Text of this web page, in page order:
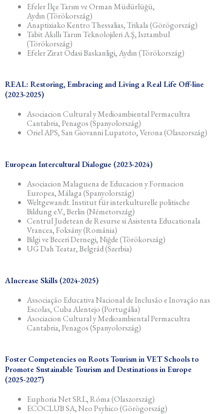
Efeler İlçe Tarım ve Orman Müdürlüğü,
Aydın (Törökország)
Anaptixiako Kentro Thessalias, Trikala (Görögország)
Tabit Akıllı Tarım Teknolojileri A.Ş, Isztambul
(Törökország)
Efeler Zirat Odasi Baskanligi, Aydın (Törökország)
REAL: Restoring, Embracing and Living a Real Life Off-line
(2023-2025)
Asociacion Cultural y Medioambiental Permacultra
Cantabria, Penagos (Spanyolország)
Oriel APS, San Giovanni Lupatoto, Verona (Olaszország)
European Intercultural Dialogue (2023-2024)
Asociacion Malaguena de Educacion y Formacion
Europea, Málaga (Spanyolország)
Weltgewandt. Institut für interkulturelle politische
Bildung e.V., Berlin (Németország)
Centrul Judetean de Resurse si Asistenta Educationala
Vrancea, Foksány (Románia)
Bilgi ve Beceri Dernegi, Niğde (Törökország)
UG Dah Teatar, Belgrád (Szerbia)
AIncrease Skills (2024-2025)
Associação Educativa Nacional de Inclusão e Inovação nas
Escolas, Cuba Alentejo (Portugália)
Asociacion Cultural y Medioambiental Permacultra
Cantabria, Penagos (Spanyolország)
Foster Competencies on Roots Tourism in VET Schools to
Promote Sustainable Tourism and Destinations in Europe
(2025-2027)
Euphoria Net SRL, Róma (Olaszország)
ECOCLUB SA, Neo Psyhico (Görögország)